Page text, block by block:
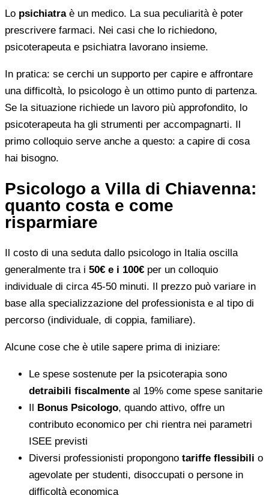
Lo psichiatraè un medico. La sua peculiarità è poter
prescrivere farmaci. Nei casi che lo richiedono,
psicoterapeuta e psichiatra lavorano insieme.
In pratica: se cerchi un supporto per capire e affrontare
una difficoltà, lo psicologo è un ottimo punto di partenza.
Se la situazione richiede un lavoro più approfondito, lo
psicoterapeuta ha gli strumenti per accompagnarti. Il
primo colloquio serve anche a questo: a capire di cosa
hai bisogno.
Psicologo a Villa di Chiavenna:
quanto costa e come
risparmiare
Il costo di una seduta dallo psicologo in Italia oscilla
generalmente tra i 50€ e i 100€ per un colloquio
individuale di circa 45-50 minuti. Il prezzo può variare in
base alla specializzazione del professionista e al tipo di
percorso (individuale, di coppia, familiare).
Alcune cose che è utile sapere prima di iniziare:
Le spese sostenute per la psicoterapia sono
detraibili fiscalmente al 19% come spese sanitarie
Il Bonus Psicologo, quando attivo, offre un
contributo economico per chi rientra nei parametri
ISEE previsti
Diversi professionisti propongono tariffe flessibili o
agevolate per studenti, disoccupati o persone in
difficoltà economica